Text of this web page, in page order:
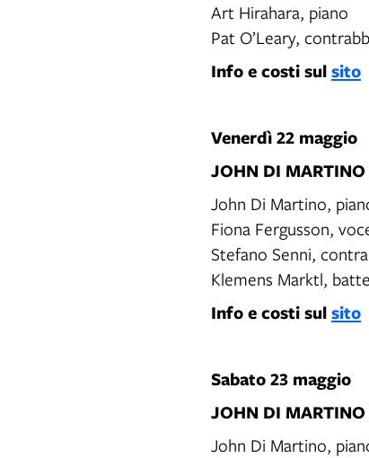
Art Hirahara, piano
Pat O’Leary,
Info e costi sulsito
Venerdì 22 maggio
JOHN DI
John Di Martino,
Fiona Fergusson,
Stefano Senni,
Klemens Marktl,
Info e costi sulsito
Sabato 23 maggio
JOHN DI
John Di Martino,